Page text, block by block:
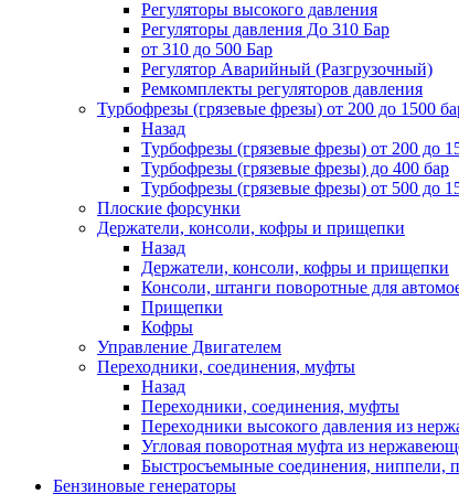
Регуляторы высокого давления
Регуляторы давления До 310 Бар
от 310 до 500 Бар
Регулятор Аварийный (Разгрузочный)
Ремкомплекты регуляторов давления
Турбофрезы (грязевые фрезы) от 200 до 1500
Назад
Турбофрезы (грязевые фрезы) от 200 до
Турбофрезы (грязевые фрезы) до 400 бар
Турбофрезы (грязевые фрезы) от 500 до
Плоские форсунки
Держатели, консоли, кофры и прищепки
Назад
Держатели, консоли, кофры и прищепки
Консоли, штанги поворотные для
Прищепки
Кофры
Управление Двигателем
Переходники, соединения, муфты
Назад
Переходники, соединения, муфты
Переходники высокого давления из
Угловая поворотная муфта из
Быстросъемыные соединения, ниппели,
Бензиновые генераторы